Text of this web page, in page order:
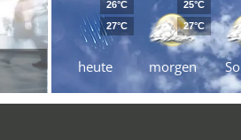
heute
26°C
27°C
morgen
25°C
27°C